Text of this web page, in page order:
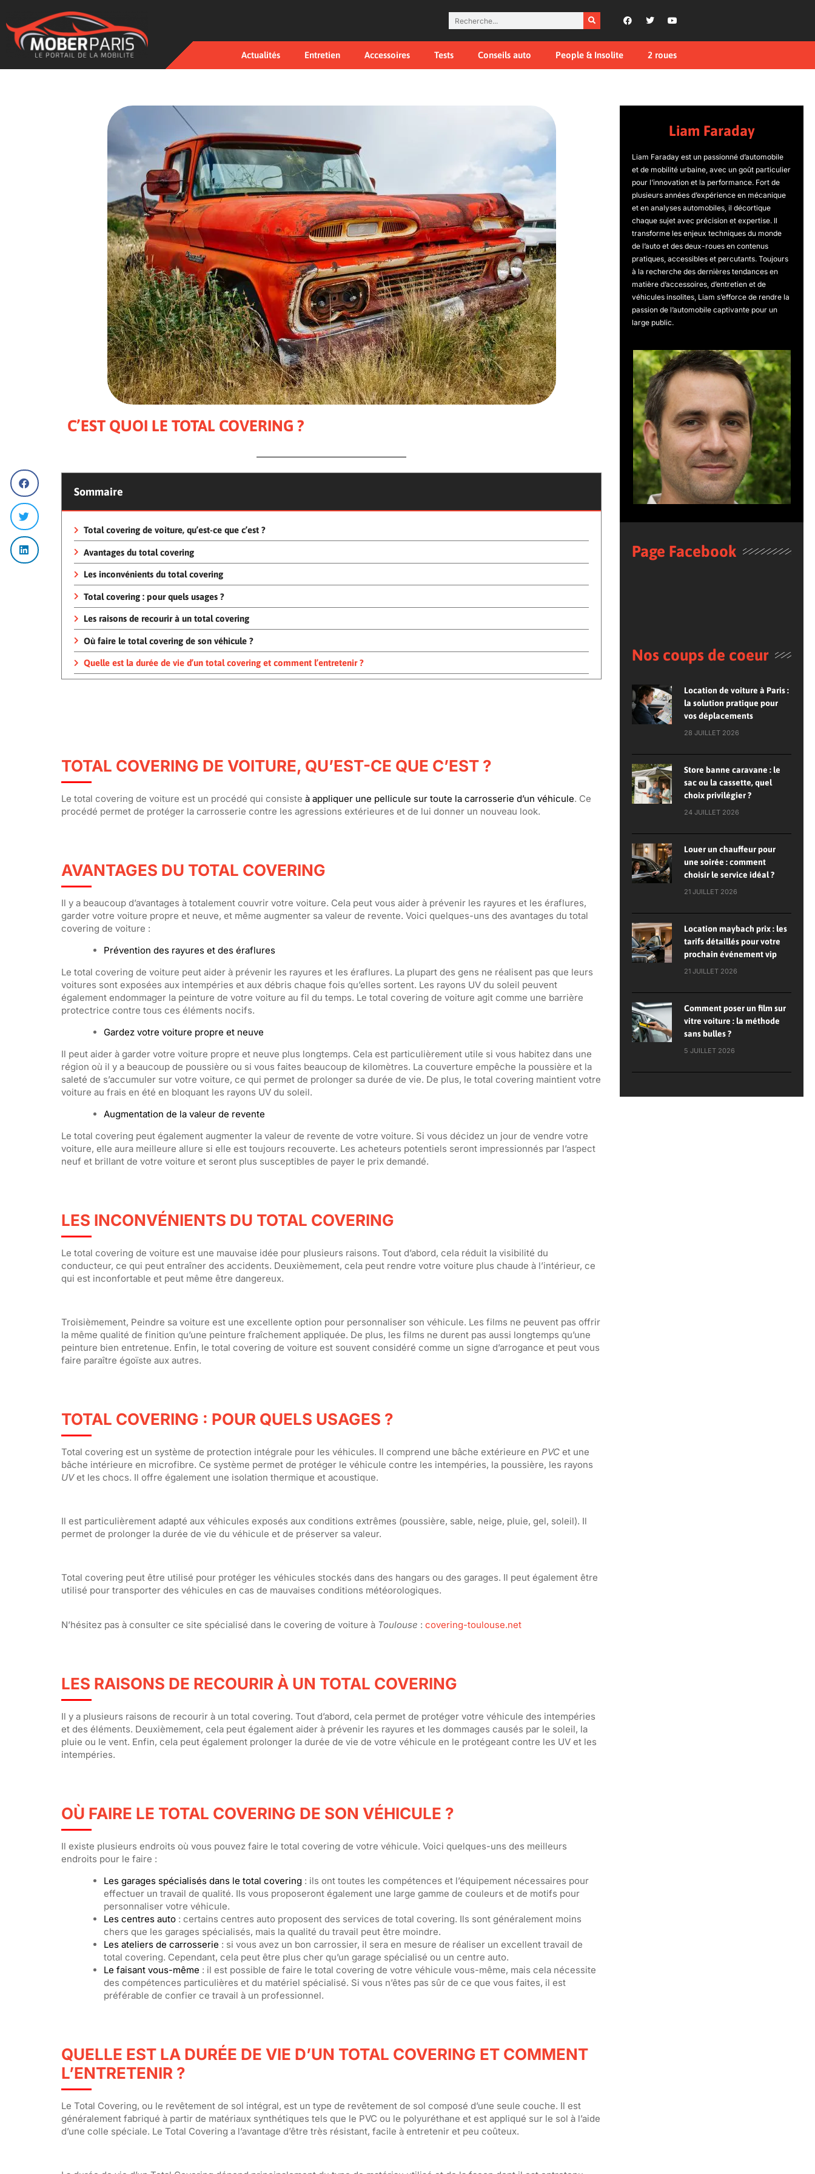
Actualités Entretien Accessoires Tests Conseils auto People & Insolite 2 roues
C’EST QUOI LE TOTAL COVERING ?
Sommaire
Total covering de voiture, qu’est-ce que c’est ?
Avantages du total covering
Les inconvénients du total covering
Total covering : pour quels usages ?
Les raisons de recourir à un total covering
Où faire le total covering de son véhicule ?
Quelle est la durée de vie d’un total covering et comment l’entretenir ?
TOTAL COVERING DE VOITURE, QU’EST-CE QUE C’EST ?
Le total covering de voiture est un procédé qui consiste à appliquer une pellicule sur toute la carrosserie d’un véhicule. Ce
procédé permet de protéger la carrosserie contre les agressions extérieures et de lui donner un nouveau look.
AVANTAGES DU TOTAL COVERING
Il y a beaucoup d’avantages à totalement couvrir votre voiture. Cela peut vous aider à prévenir les rayures et les éraflures,
garder votre voiture propre et neuve, et même augmenter sa valeur de revente. Voici quelques-uns des avantages du total
covering de voiture :
Prévention des rayures et des éraflures
Le total covering de voiture peut aider à prévenir les rayures et les éraflures. La plupart des gens ne réalisent pas que leurs
voitures sont exposées aux intempéries et aux débris chaque fois qu’elles sortent. Les rayons UV du soleil peuvent
également endommager la peinture de votre voiture au fil du temps. Le total covering de voiture agit comme une barrière
protectrice contre tous ces éléments nocifs.
Gardez votre voiture propre et neuve
Il peut aider à garder votre voiture propre et neuve plus longtemps. Cela est particulièrement utile si vous habitez dans une
région où il y a beaucoup de poussière ou si vous faites beaucoup de kilomètres. La couverture empêche la poussière et la
saleté de s’accumuler sur votre voiture, ce qui permet de prolonger sa durée de vie. De plus, le total covering maintient votre
voiture au frais en été en bloquant les rayons UV du soleil.
Augmentation de la valeur de revente
Le total covering peut également augmenter la valeur de revente de votre voiture. Si vous décidez un jour de vendre votre
voiture, elle aura meilleure allure si elle est toujours recouverte. Les acheteurs potentiels seront impressionnés par l’aspect
neuf et brillant de votre voiture et seront plus susceptibles de payer le prix demandé.
LES INCONVÉNIENTS DU TOTAL COVERING
Le total covering de voiture est une mauvaise idée pour plusieurs raisons. Tout d’abord, cela réduit la visibilité du
conducteur, ce qui peut entraîner des accidents. Deuxièmement, cela peut rendre votre voiture plus chaude à l’intérieur, ce
qui est inconfortable et peut même être dangereux.
Troisièmement, Peindre sa voiture est une excellente option pour personnaliser son véhicule. Les films ne peuvent pas offrir
la même qualité de finition qu’une peinture fraîchement appliquée. De plus, les films ne durent pas aussi longtemps qu’une
peinture bien entretenue. Enfin, le total covering de voiture est souvent considéré comme un signe d’arrogance et peut vous
faire paraître égoïste aux autres.
TOTAL COVERING : POUR QUELS USAGES ?
Total covering est un système de protection intégrale pour les véhicules. Il comprend une bâche extérieure en PVC et une
bâche intérieure en microfibre. Ce système permet de protéger le véhicule contre les intempéries, la poussière, les rayons
UVet les chocs. Il offre également une isolation thermique et acoustique.
Il est particulièrement adapté aux véhicules exposés aux conditions extrêmes (poussière, sable, neige, pluie, gel, soleil). Il
permet de prolonger la durée de vie du véhicule et de préserver sa valeur.
Total covering peut être utilisé pour protéger les véhicules stockés dans des hangars ou des garages. Il peut également être
utilisé pour transporter des véhicules en cas de mauvaises conditions météorologiques.
N’hésitez pas à consulter ce site spécialisé dans le covering de voiture à Toulouse : covering-toulouse.net
LES RAISONS DE RECOURIR À UN TOTAL COVERING
Il y a plusieurs raisons de recourir à un total covering. Tout d’abord, cela permet de protéger votre véhicule des intempéries
et des éléments. Deuxièmement, cela peut également aider à prévenir les rayures et les dommages causés par le soleil, la
pluie ou le vent. Enfin, cela peut également prolonger la durée de vie de votre véhicule en le protégeant contre les UV et les
intempéries.
OÙ FAIRE LE TOTAL COVERING DE SON VÉHICULE ?
Il existe plusieurs endroits où vous pouvez faire le total covering de votre véhicule. Voici quelques-uns des meilleurs
endroits pour le faire :
Les garages spécialisés dans le total covering : ils ont toutes les compétences et l’équipement nécessaires pour
effectuer un travail de qualité. Ils vous proposeront également une large gamme de couleurs et de motifs pour
personnaliser votre véhicule.
Les centres auto: certains centres auto proposent des services de total covering. Ils sont généralement moins
chers que les garages spécialisés, mais la qualité du travail peut être moindre.
Les ateliers de carrosserie : si vous avez un bon carrossier, il sera en mesure de réaliser un excellent travail de
total covering. Cependant, cela peut être plus cher qu’un garage spécialisé ou un centre auto.
Le faisant vous-même : il est possible de faire le total covering de votre véhicule vous-même, mais cela nécessite
des compétences particulières et du matériel spécialisé. Si vous n’êtes pas sûr de ce que vous faites, il est
préférable de confier ce travail à un professionnel.
QUELLE EST LA DURÉE DE VIE D’UN TOTAL COVERING ET COMMENT
L’ENTRETENIR ?
Le Total Covering, ou le revêtement de sol intégral, est un type de revêtement de sol composé d’une seule couche. Il est
généralement fabriqué à partir de matériaux synthétiques tels que le PVC ou le polyuréthane et est appliqué sur le sol à l’aide
d’une colle spéciale. Le Total Covering a l’avantage d’être très résistant, facile à entretenir et peu coûteux.
Liam Faraday
Liam Faraday est un passionné d’automobile
et de mobilité urbaine, avec un goût particulier
pour l’innovation et la performance. Fort de
plusieurs années d’expérience en mécanique
et en analyses automobiles, il décortique
chaque sujet avec précision et expertise. Il
transforme les enjeux techniques du monde
de l’auto et des deux-roues en contenus
pratiques, accessibles et percutants. Toujours
à la recherche des dernières tendances en
matière d’accessoires, d’entretien et de
véhicules insolites, Liam s’efforce de rendre la
passion de l’automobile captivante pour un
large public.
Page Facebook
Nos coups de coeur
Location de voiture à Paris :
la solution pratique pour
vos déplacements
28 JUILLET 2026
Store banne caravane : le
sac ou la cassette, quel
choix privilégier ?
24 JUILLET 2026
Louer un chauffeur pour
une soirée : comment
choisir le service idéal ?
21 JUILLET 2026
Location maybach prix : les
tarifs détaillés pour votre
prochain événement vip
21 JUILLET 2026
Comment poser un film sur
vitre voiture : la méthode
sans bulles ?
5 JUILLET 2026